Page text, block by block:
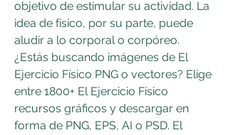
objetivo de estimular su actividad. La
idea de físico, por su parte, puede
aludir a lo corporal o corpóreo.
¿Estás buscando imágenes de El
Ejercicio Físico PNG o vectores? Elige
entre 1800+ El Ejercicio Físico
recursos gráficos y descargar en
forma de PNG, EPS, AI o PSD. El